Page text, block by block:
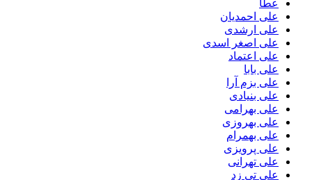
عطا
علی احمدیان
علی ارشدی
علی اصغر اسدی
علی اعتماد
علی بابا
علی بزم آرا
علی بنیادی
علی بهرامی
علی بهروزی
علی بهمرام
علی پرویزی
علی تهرانی
علی تی زد